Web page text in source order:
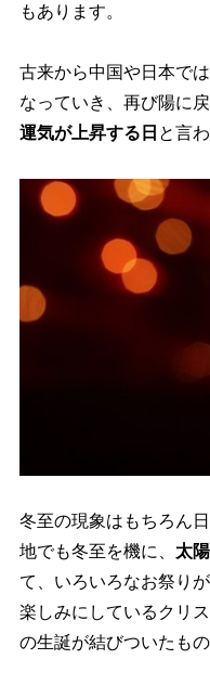
もあります。
古来から中国や日本で
なっていき、再び陽に
運気が上昇する日 と言
冬至の現象はもちろん
地でも冬至を機に、 太
て、いろいろなお祭り
楽しみにしているクリ
の生誕が結びついたも